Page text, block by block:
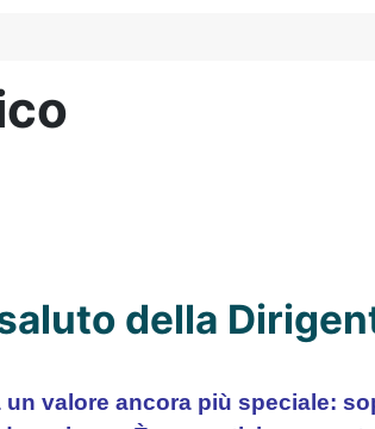
della
valore ancora più speciale: